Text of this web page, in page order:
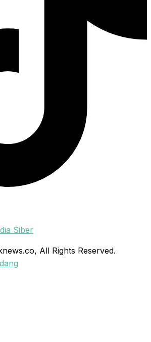
Siber
All Rights Reserved.